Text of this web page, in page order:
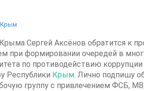
Крым
Сергей Аксёнов обратится к
при формировании очередей в
по противодействию
Республики Крым. Лично подпишу
группу с привлечением ФСБ,